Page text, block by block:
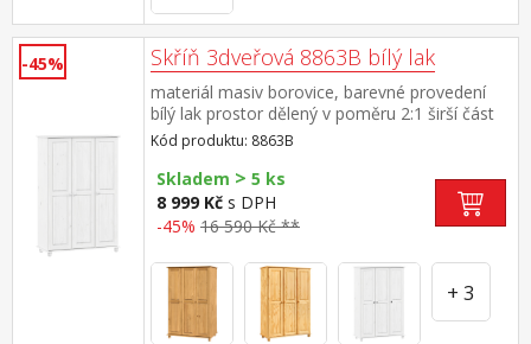
-45% Skříň 3dveřová 8863B bílý lak
materiál masiv borovice, barevné provedení
bílý lak prostor dělený v poměru 2:1 širší část
šatní tyč a police, užší část 3 variabilní
police doporučený nástavec 8864B
Kód produktu: 8863B
Skladem > 5 ks
8 999 Kč s DPH
-45% 16 590 Kč **
+ 3